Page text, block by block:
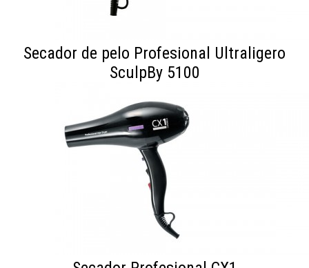
Secador de pelo Profesional Ultraligero
SculpBy 5100